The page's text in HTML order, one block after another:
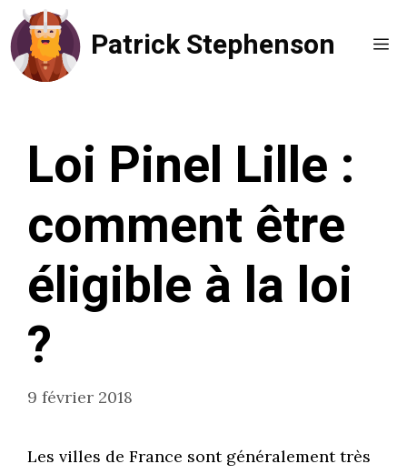
Aller
au
contenu
Patrick Stephenson
Loi Pinel Lille :
comment être
éligible à la loi
?
9 février 2018
Les villes de France sont généralement très